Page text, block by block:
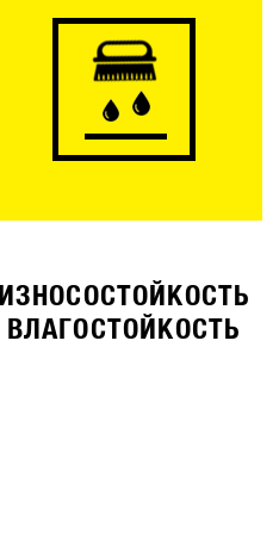
ИЗНОСОСТОЙКОСТЬ
ВЛАГОСТОЙКОСТЬ